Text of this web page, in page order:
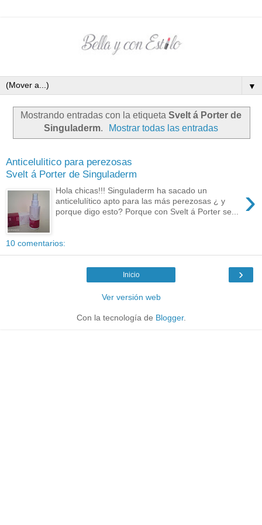
▼
Mostrando entradas con la etiqueta Svelt á Porter de
Singuladerm. Mostrar todas las entradas
Anticelulitico para perezosas
Svelt á Porter de Singuladerm
›
Hola chicas!!! Singuladerm ha sacado un
anticelulítico apto para las más perezosas ¿ y
porque digo esto? Porque con Svelt á Porter se...
10 comentarios:
›
Inicio
Ver versión web
Con la tecnología de Blogger.